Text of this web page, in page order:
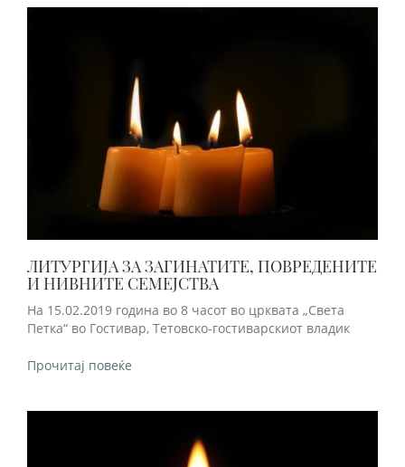
ЛИТУРГИЈА ЗА ЗАГИНАТИТЕ, ПОВРЕДЕНИТЕ
И НИВНИТЕ СЕМЕЈСТВА
На 15.02.2019 година во 8 часот во црквата „Света
Петка“ во Гостивар, Тетовско-гостиварскиот владик
Прочитај повеќе